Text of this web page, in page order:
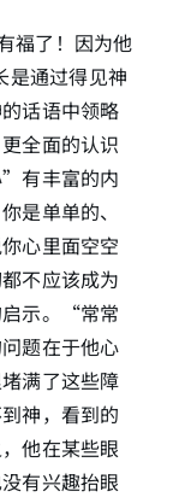
福了！因为他
通过得见神
话语中领略
全面的认识
有丰富的内
是单单的、
心里面空空
不应该成为
启示。“常常
题在于他心
满了这些障
神，看到的
他在某些眼
有兴趣抬眼